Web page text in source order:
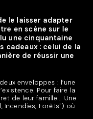
le laisser adapter
en scène sur le
une cinquantaine
cadeaux : celui de la
de réussir une
enveloppes : l’une
Pour faire la
de leur famille... Une
Forêts") où